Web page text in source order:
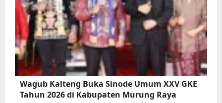
Wagub Kalteng Buka Sinode Umum XXV GKE
Tahun 2026 di Kabupaten Murung Raya